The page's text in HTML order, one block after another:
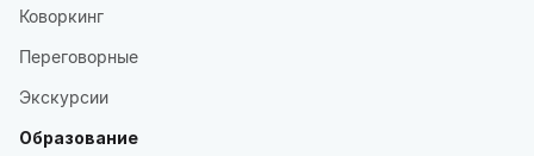
Коворкинг
Переговорные
Экскурсии
Образование